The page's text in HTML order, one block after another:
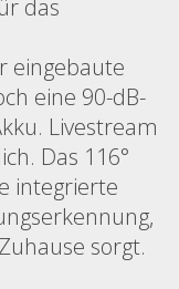
das
eingebaute
eine 90-dB-
Livestream
Das 116°
integrierte
sorgt.